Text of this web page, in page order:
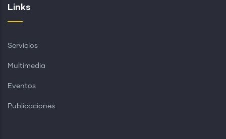
Links
Servicios
Multimedia
Eventos
Publicaciones